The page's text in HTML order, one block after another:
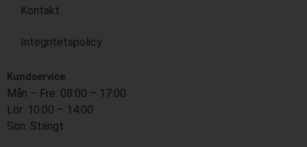
Kontakt
Integritetspolicy
Kundservice
Mån – Fre: 08:00 – 17:00
Lör: 10:00 – 14:00
Sön: Stängt